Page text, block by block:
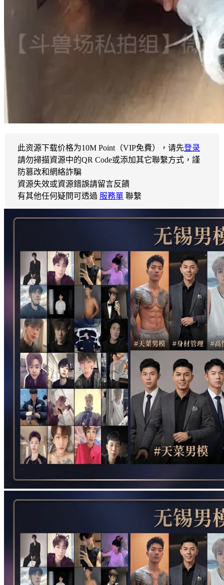
此资源下载价格为10M Point（VIP免費），请先登录
請勿掃描資源中的QR Code或添加其它聯繫方式，謹
防篡改和網絡詐騙
資源失效或資源錯誤請留言反饋
有其他任何疑問可透過 服務單 聯繫